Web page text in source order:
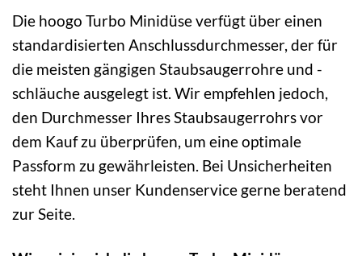
Die hoogo Turbo Minidüse verfügt über einen
standardisierten Anschlussdurchmesser, der für
die meisten gängigen Staubsaugerrohre und -
schläuche ausgelegt ist. Wir empfehlen jedoch,
den Durchmesser Ihres Staubsaugerrohrs vor
dem Kauf zu überprüfen, um eine optimale
Passform zu gewährleisten. Bei Unsicherheiten
steht Ihnen unser Kundenservice gerne beratend
zur Seite.